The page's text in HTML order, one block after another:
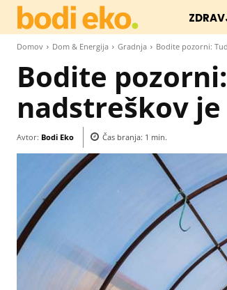
Domov Dom & Energija Gradnja Bodite pozorni:
Bodite
nadstreškov
Avtor: Bodi Eko Čas branja: 1 min.